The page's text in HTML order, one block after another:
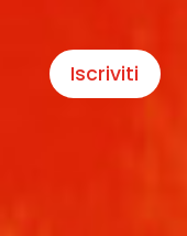
Iscriviti